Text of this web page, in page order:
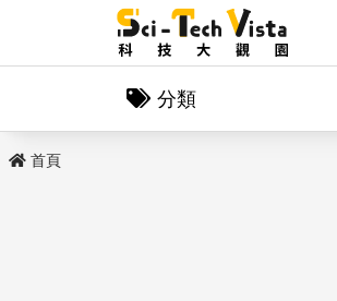
分類
首頁